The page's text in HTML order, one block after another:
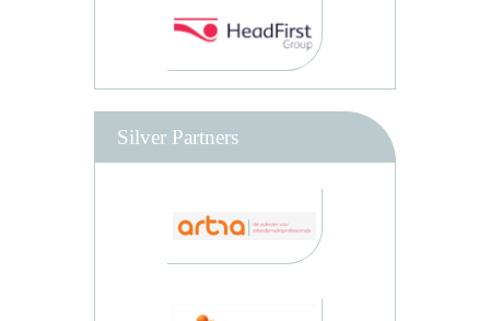
Silver Partners